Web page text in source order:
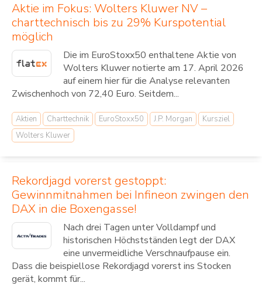
Aktie im Fokus: Wolters Kluwer NV –
charttechnisch bis zu 29% Kurspotential
möglich
Die im EuroStoxx50 enthaltene Aktie von
Wolters Kluwer notierte am 17. April 2026
auf einem hier für die Analyse relevanten
Zwischenhoch von 72,40 Euro. Seitdem...
Aktien Charttechnik EuroStoxx50 J.P. Morgan
Kursziel
Wolters Kluwer
Rekordjagd vorerst gestoppt:
Gewinnmitnahmen bei Infineon zwingen den
DAX in die Boxengasse!
Nach drei Tagen unter Volldampf und
historischen Höchstständen legt der DAX
eine unvermeidliche Verschnaufpause ein.
Dass die beispiellose Rekordjagd vorerst ins Stocken
gerät, kommt für...